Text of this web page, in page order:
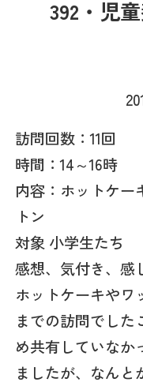
392・児
訪問回数：11回
時間：14～16時
内容：ホットケー
トン
対象 小学生たち
感想、気付き、感
ホットケーキやワ
までの訪問でした
め共有していなか
ましたが、なん